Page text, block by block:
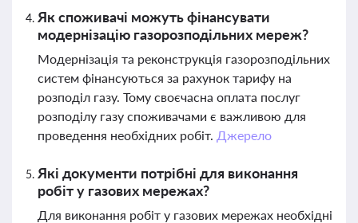
Як споживачі можуть фінансувати
модернізацію газорозподільних мереж?
Модернізація та реконструкція газорозподільних
систем фінансуються за рахунок тарифу на
розподіл газу. Тому своєчасна оплата послуг
розподілу газу споживачами є важливою для
проведення необхідних робіт. Джерело
Які документи потрібні для виконання
робіт у газових мережах?
Для виконання робіт у газових мережах необхідні